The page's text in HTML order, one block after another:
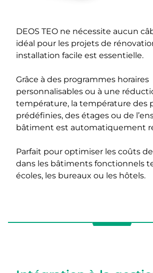
DEOS TEO ne nécessite aucun
idéal pour les projets de
installation facile est essentielle.
Grâce à des programmes horaires
personnalisables ou à une
température, la température des
prédéfinies, des étages ou de
bâtiment est automatiquement
Parfait pour optimiser les coûts
dans les bâtiments fonctionnels
écoles, les bureaux ou les hôtels.